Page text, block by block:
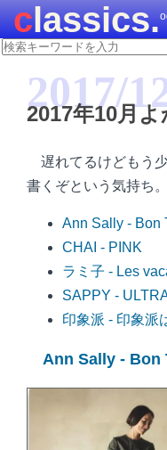
classics.
2017/
2017年10月
遅れてるけどもう
書くぞという気持ち。
Ann Sally - Bon
CHAI - PINK
ラミ子 - Les
SAPPY -
印象派 - 印象派
Ann Sally - Bon